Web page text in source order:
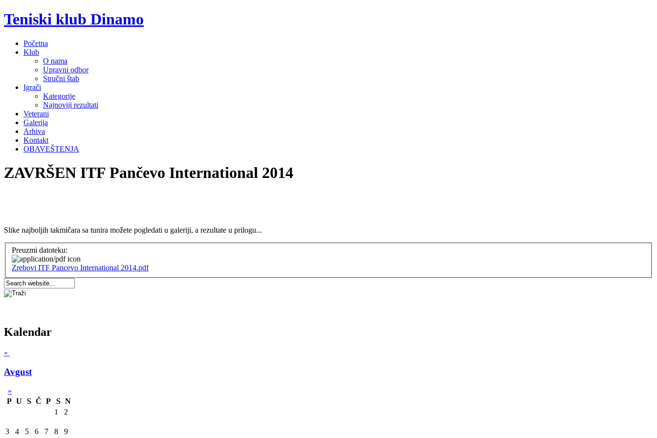
Teniski klub Dinamo
Početna
Klub
O nama
Upravni odbor
Stručni štab
Igrači
Kategorije
Najnoviji rezultati
Veterani
Galerija
Arhiva
Kontakt
OBAVEŠTENJA
ZAVRŠEN ITF Pančevo International 2014
Slike najboljih takmičara sa tunira možete pogledati u galeriji, a rezultate u prilogu...
Preuzmi datoteku:
Zrebovi ITF Pancevo International 2014.pdf
Kalendar
«
Avgust
»
P U S Č P S N
1
2
3 4 5 6 7 8 9